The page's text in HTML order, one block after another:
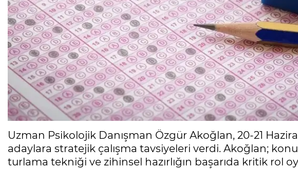
Uzman Psikolojik Danışman Özgür Akoğlan, 20-21
adaylara stratejik çalışma tavsiyeleri verdi. Akoğlan;
turlama tekniği ve zihinsel hazırlığın başarıda kritik rol